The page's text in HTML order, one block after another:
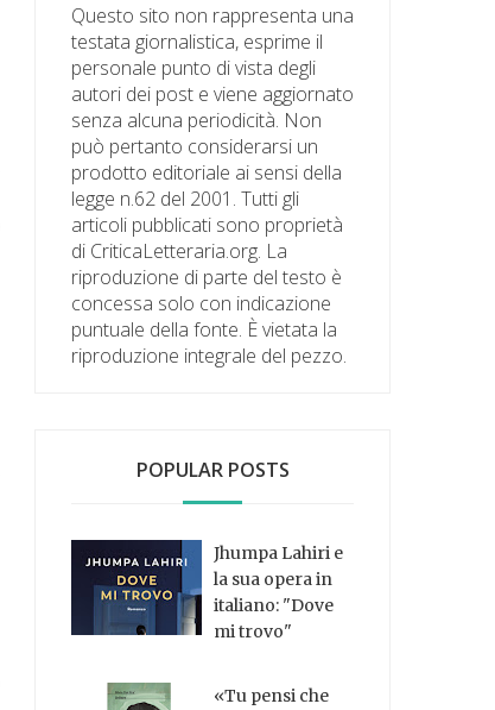
Questo sito non rappresenta una
testata giornalistica, esprime il
personale punto di vista degli
autori dei post e viene aggiornato
senza alcuna periodicità. Non
può pertanto considerarsi un
prodotto editoriale ai sensi della
legge n.62 del 2001. Tutti gli
articoli pubblicati sono proprietà
di CriticaLetteraria.org. La
riproduzione di parte del testo è
concessa solo con indicazione
puntuale della fonte. È vietata la
riproduzione integrale del pezzo.
POPULAR POSTS
Jhumpa Lahiri e
la sua opera in
italiano: "Dove
mi trovo"
«Tu pensi che